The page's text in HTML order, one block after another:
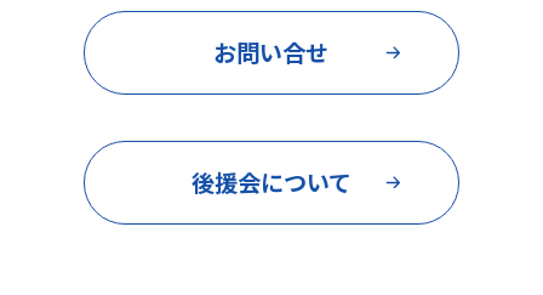
お問い合せ
後援会について